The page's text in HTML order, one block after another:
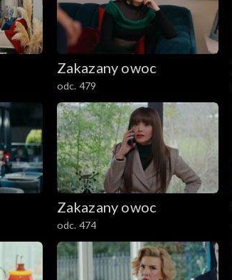
Zakazany owoc
odc. 479
Zakazany owoc
odc. 474